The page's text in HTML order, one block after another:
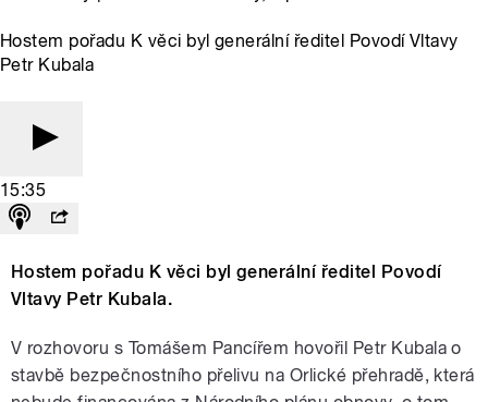
Hostem pořadu K věci byl generální ředitel Povodí Vltavy
Petr Kubala
15:35
Hostem pořadu K věci byl generální ředitel Povodí
Vltavy Petr Kubala.
V rozhovoru s Tomášem Pancířem hovořil Petr Kubala o
stavbě bezpečnostního přelivu na Orlické přehradě, která